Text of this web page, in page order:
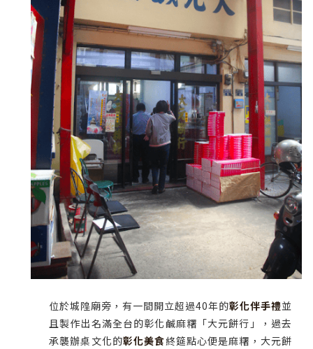
位於城隍廟旁，有一間開立超過40年的彰化伴手禮並
且製作出名滿全台的彰化鹹麻糬「大元餅行」，過去
承襲辦桌文化的彰化美食終筵點心便是麻糬，大元餅